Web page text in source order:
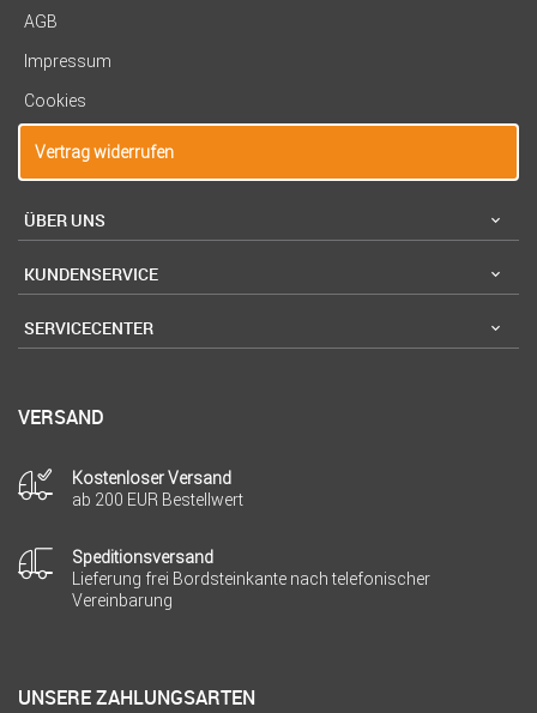
AGB
Impressum
Cookies
Vertrag widerrufen
ÜBER UNS
KUNDENSERVICE
SERVICECENTER
VERSAND
Kostenloser Versand
ab 200 EUR Bestellwert
Speditionsversand
Lieferung frei Bordsteinkante nach telefonischer
Vereinbarung
UNSERE ZAHLUNGSARTEN